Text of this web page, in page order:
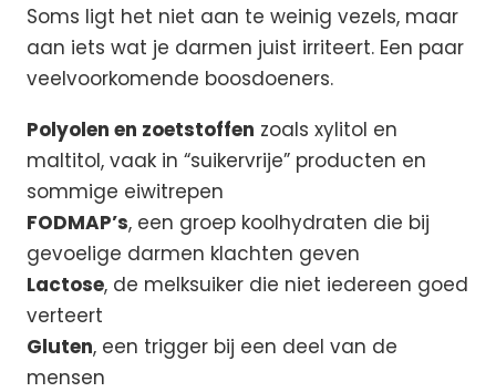
Soms ligt het niet aan te weinig vezels, maar
aan iets wat je darmen juist irriteert. Een paar
veelvoorkomende boosdoeners.
Polyolen en zoetstoffen zoals xylitol en
maltitol, vaak in “suikervrije” producten en
sommige eiwitrepen
FODMAP’s, een groep koolhydraten die bij
gevoelige darmen klachten geven
Lactose, de melksuiker die niet iedereen goed
verteert
Gluten, een trigger bij een deel van de
mensen